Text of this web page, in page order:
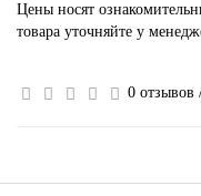
Цены носят
товара уточняйте у
0 отзывов